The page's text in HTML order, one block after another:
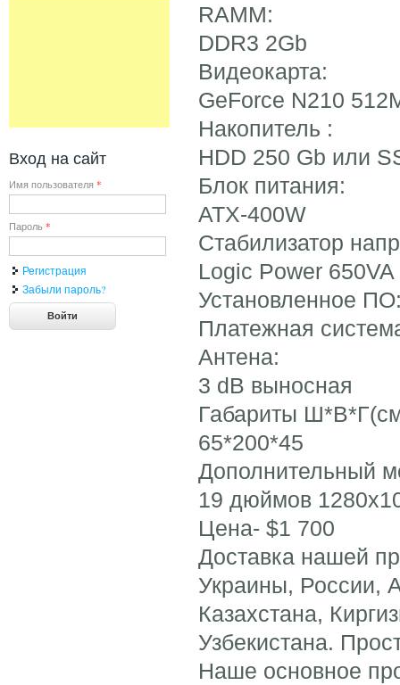
RAMM:
DDR3 2Gb
Видеокарта:
GeForce N210
Накопитель :
HDD 250 Gb или
Блок питания:
ATX-400W
Стабилизатор
Logic Power 650VA
Установленное
Платежная
Антена:
3 dB выносная
Габариты
65*200*45
Дополнительный
19 дюймов
Цена- $1 700
Доставка нашей
Украины, России,
Казахстана,
Узбекистана.
Наше основное
Вход на сайт
Имя пользователя *
Пароль *
Регистрация
Забыли пароль?